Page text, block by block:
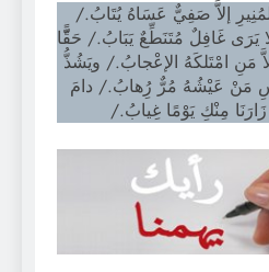
إلاَّ صَفِيٌّ عَسَاهُ يُتَابُ./
يَرَى غَافِلٌ مُتَنَطِّعٌ يَبَابُ./ حَقًّّا
مَنِ امْتَلكَهُ الإعْجابُ./ ويَشُذُّ
مَنْ عَيْشُهُ مُرٌّ رُِهابُ./ دامَ
مِنْكِ يَوْمًا غِيابُ./